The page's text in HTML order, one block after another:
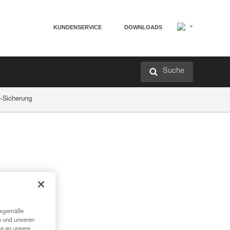
KUNDENSERVICE DOWNLOADS
Suche
Sicherung
und unseren